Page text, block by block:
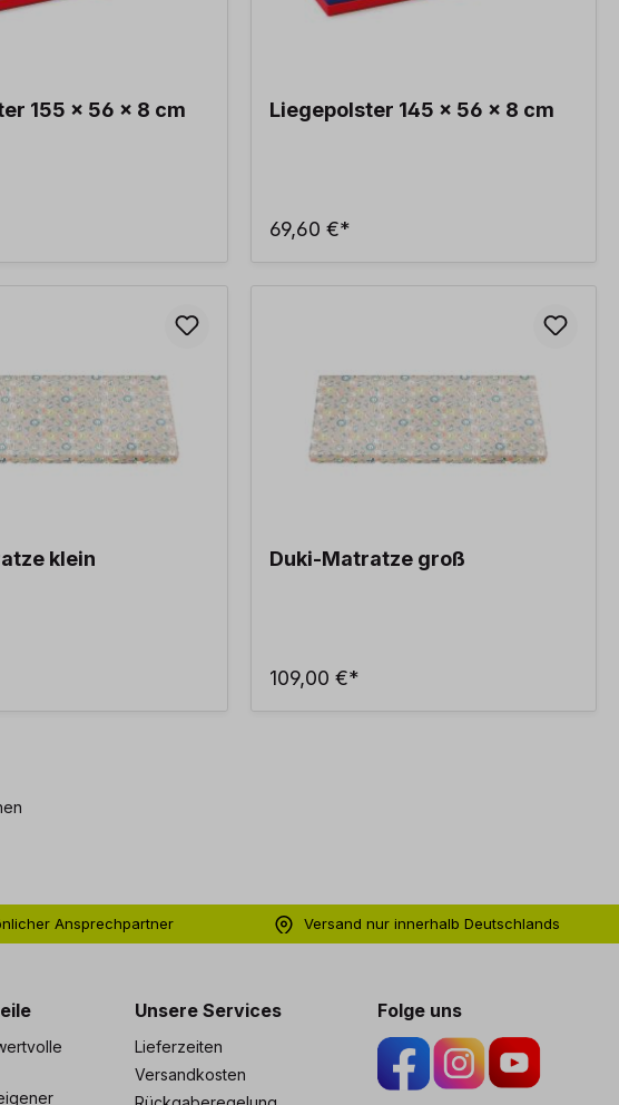
155 x 56 x 8 cm Liegepolster 145 x 56 x 8 cm
69,60 €*
klein Duki-Matratze groß
109,00 €*
Ansprechpartner
Versand nur innerhalb Deutschlands
Unsere Services
Lieferzeiten
Versandkosten
Folge uns